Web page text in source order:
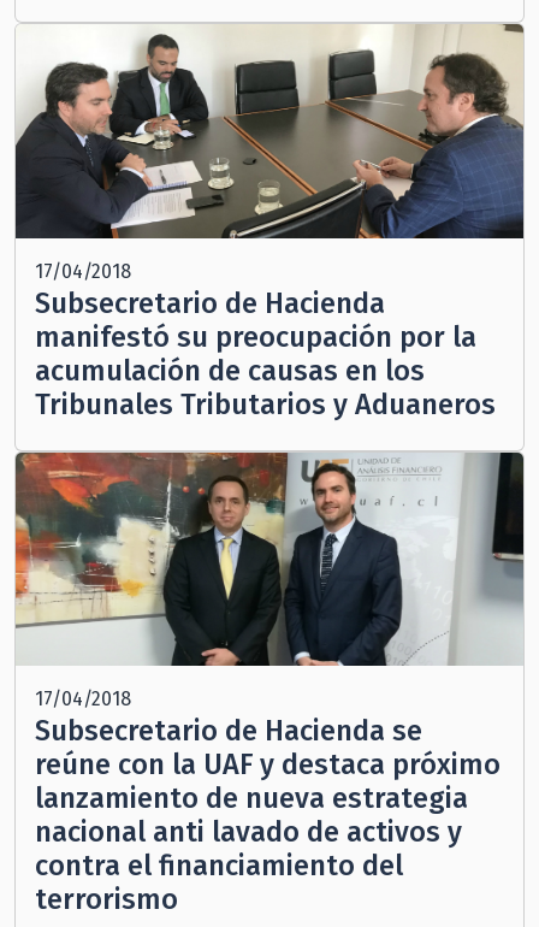
17/04/2018
Subsecretario de Hacienda
manifestó su preocupación por la
acumulación de causas en los
Tribunales Tributarios y Aduaneros
17/04/2018
Subsecretario de Hacienda se
reúne con la UAF y destaca próximo
lanzamiento de nueva estrategia
nacional anti lavado de activos y
contra el financiamiento del
terrorismo